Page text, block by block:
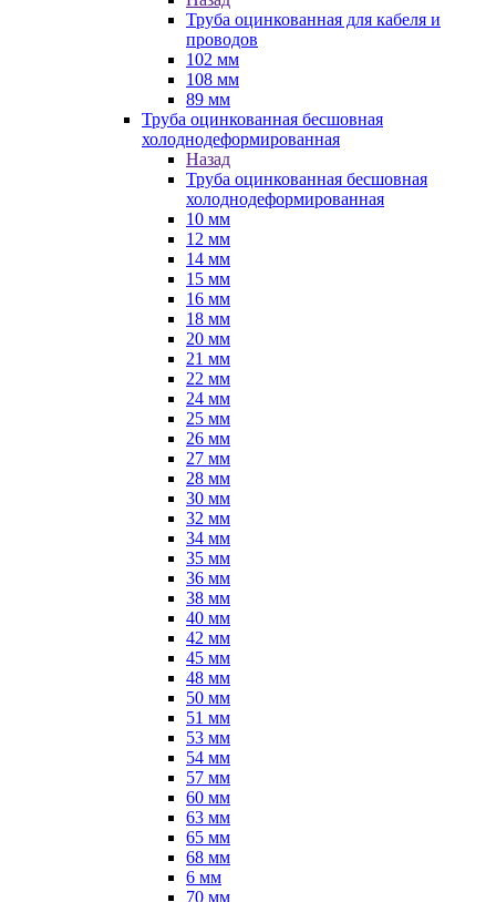
Труба оцинкованная для кабеля и
проводов
102 мм
108 мм
89 мм
Труба оцинкованная бесшовная
холоднодеформированная
Назад
Труба оцинкованная бесшовная
холоднодеформированная
10 мм
12 мм
14 мм
15 мм
16 мм
18 мм
20 мм
21 мм
22 мм
24 мм
25 мм
26 мм
27 мм
28 мм
30 мм
32 мм
34 мм
35 мм
36 мм
38 мм
40 мм
42 мм
45 мм
48 мм
50 мм
51 мм
53 мм
54 мм
57 мм
60 мм
63 мм
65 мм
68 мм
6 мм
70 мм